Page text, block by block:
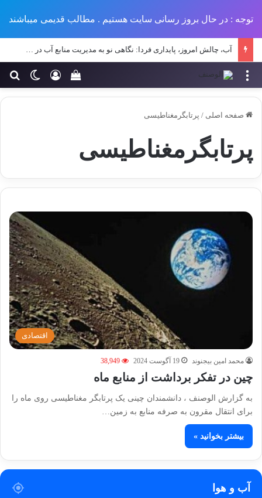
توجه : در حال بروز رسانی سایت هستیم . مطالب قدیمی میباشند
آب، چالش امروز، پایداری فردا: نگاهی نو به مدیریت منابع آب در طرح‌های عمرانی ایران
تغییر ورود
سبد خرید خود را منو
صفحه اصلی / پرتابگرمغناطیسی
پرتابگرمغناطیسی
اقتصادی
محمد امین بیجنوند 19 آگوست 2024 38,949
چین در تفکر برداشت از منابع ماه
به گزارش الوصنف ، دانشمندان چینی یک پرتابگر مغناطیسی روی ماه را
برای انتقال مقرون به صرفه منابع به زمین…
بیشتر بخوانید »
آب و هوا